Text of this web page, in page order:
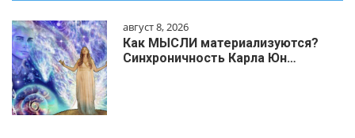
август 8, 2026
Как МЫСЛИ материализуются?
Синхроничность Карла Юн…